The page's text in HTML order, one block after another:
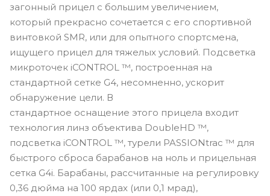
загонный прицел с большим увеличением,
который прекрасно сочетается с его спортивной
винтовкой SMR, или для опытного спортсмена,
ищущего прицел для тяжелых условий. Подсветка
микроточек iCONTROL ™, построенная на
стандартной сетке G4, несомненно, ускорит
обнаружение цели. В
стандартное оснащение этого прицела входит
технология линз объектива DoubleHD ™,
подсветка iCONTROL ™, турели PASSIONtrac ™ для
быстрого сброса барабанов на ноль и прицельная
сетка G4i. Барабаны, рассчитанные на регулировку
0,36 дюйма на 100 ярдах (или 0,1 мрад),